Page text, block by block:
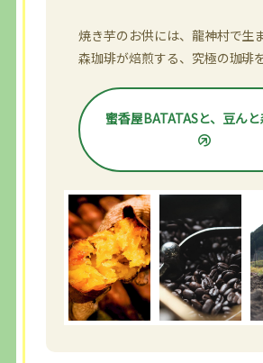
焼き芋のお供には、龍神村で生
森珈琲が焙煎する、究極の珈琲
蜜香屋BATATASと、豆ん